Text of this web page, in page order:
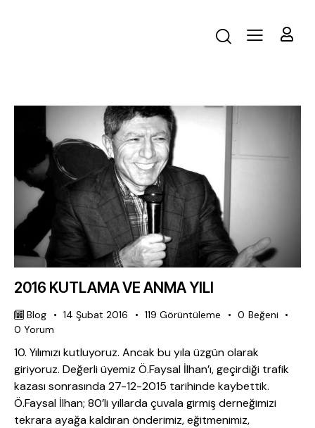
2016 KUTLAMA VE ANMA YILI
Blog 14 Şubat 2016 119 Görüntüleme 0 Beğeni
0 Yorum
10. Yılımızı kutluyoruz. Ancak bu yıla üzgün olarak
giriyoruz. Değerli üyemiz Ö.Faysal İlhan’ı, geçirdiği trafik
kazası sonrasında 27-12-2015 tarihinde kaybettik.
Ö.Faysal İlhan; 80’li yıllarda çuvala girmiş derneğimizi
tekrara ayağa kaldıran önderimiz, eğitmenimiz,